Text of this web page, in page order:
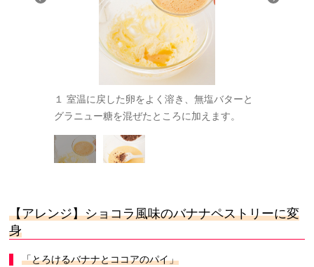
１ 室温に戻した卵をよく溶き、無塩バターと
グラニュー糖を混ぜたところに加えます。
【アレンジ】ショコラ風味のバナナペストリーに変
身
「とろけるバナナとココアのパイ」